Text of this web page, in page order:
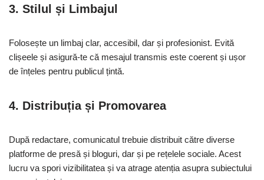
3. Stilul și Limbajul
Folosește un limbaj clar, accesibil, dar și profesionist. Evită
clișeele și asigură-te că mesajul transmis este coerent și ușor
de înțeles pentru publicul țintă.
4. Distribuția și Promovarea
După redactare, comunicatul trebuie distribuit către diverse
platforme de presă și bloguri, dar și pe rețelele sociale. Acest
lucru va spori vizibilitatea și va atrage atenția asupra subiectului